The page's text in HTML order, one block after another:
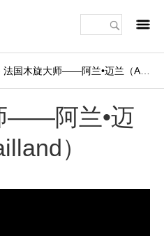
法国木旋大师——阿兰•迈兰（Alain Mailland）
——阿兰•迈
）